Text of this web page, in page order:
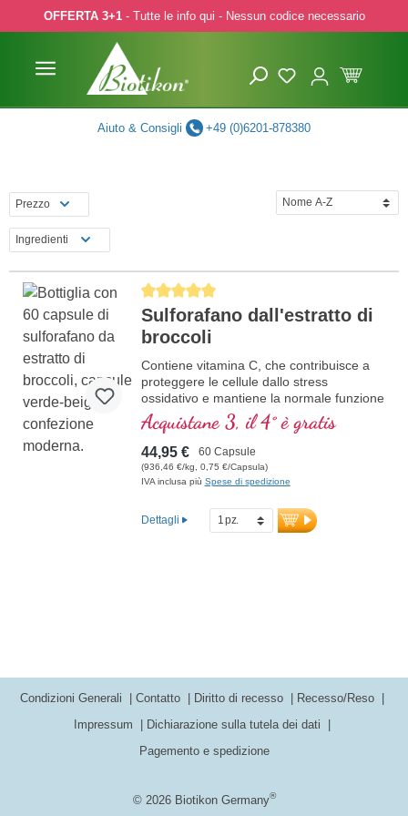
to main content
Skip to search
Skip to main navigation
OFFERTA 3+1- Tutte le info qui - Nessun codice necessario
Aiuto & Consigli +49 (0)6201-878380
Prezzo
Ingredienti
Average rating of 5 out of 5 stars
Sulforafano dall'estratto di
broccoli
Contiene vitamina C, che contribuisce a
proteggere le cellule dallo stress
ossidativo e mantiene la normale funzione
immunitaria. Con semi di nasturzio come
prezioso integratore.
Acquistane 3, il 4° è gratis
44,95 € 60 Capsule
(936,46 €/kg, 0,75 €/Capsula)
IVA inclusa più Spese di spedizione
Dettagli
© 2026 Biotikon Germany®
Condizioni Generali Contatto Diritto di recesso
Recesso/Reso
Impressum
Dichiarazione sulla tutela dei dati
Pagemento e spedizione